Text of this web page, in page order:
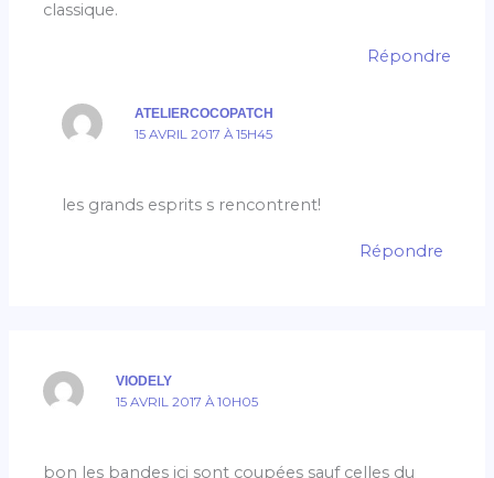
classique.
Répondre
ATELIERCOCOPATCH
15 AVRIL 2017 À 15H45
les grands esprits s rencontrent!
Répondre
VIODELY
15 AVRIL 2017 À 10H05
bon les bandes ici sont coupées sauf celles du